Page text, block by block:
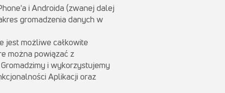
i Androida (zwanej dalej
gromadzenia danych w
jest możliwe całkowite
można powiązać z
i wykorzystujemy
Aplikacji oraz